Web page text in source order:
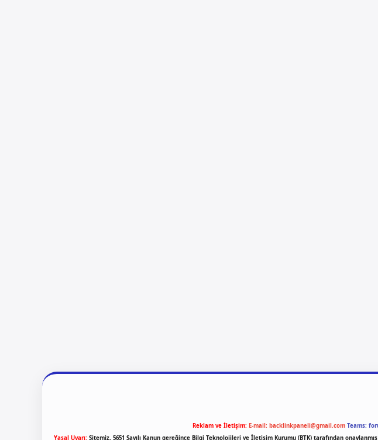
Reklam ve İletişim: E-mail: backlinkpaneli@gmail.com Teams:
Yasal Uyarı: Sitemiz, 5651 Sayılı Kanun gereğince Bilgi Teknolojileri ve İletişim Kurumu (BTK) tarafından